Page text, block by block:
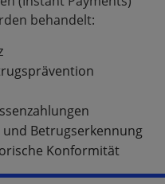
behandelt:
Betrugserkennung
Konformität